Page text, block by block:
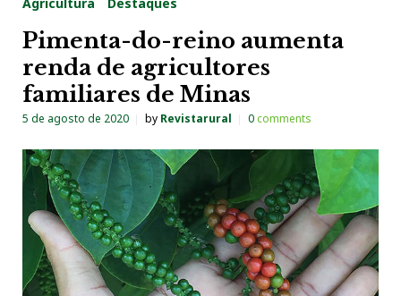
Pimenta-do-reino aumenta
renda de agricultores
familiares de Minas
5 de agosto de 2020 by Revistarural 0comments